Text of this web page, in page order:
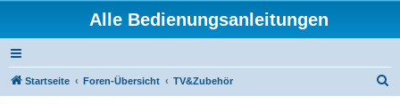
Alle Bedienungsanleitungen
Startseite Foren-Übersicht TV&Zubehör